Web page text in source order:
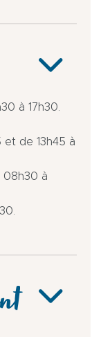
à 17h30.
et de 13h45 à
08h30 à